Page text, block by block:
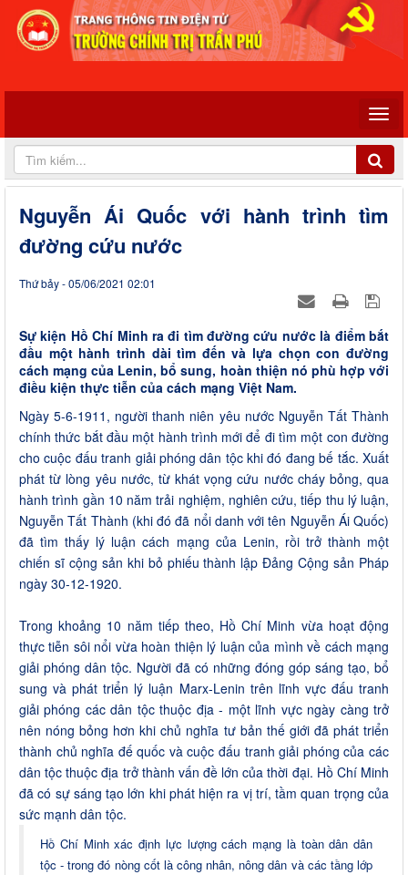
Nguyễn Ái Quốc với hành trình tìm
đường cứu nước
Thứ bảy - 05/06/2021 02:01
Sự kiện Hồ Chí Minh ra đi tìm đường cứu nước là điểm bắt
đầu một hành trình dài tìm đến và lựa chọn con đường
cách mạng của Lenin, bổ sung, hoàn thiện nó phù hợp với
điều kiện thực tiễn của cách mạng Việt Nam.
Ngày 5-6-1911, người thanh niên yêu nước Nguyễn Tất Thành
chính thức bắt đầu một hành trình mới để đi tìm một con đường
cho cuộc đấu tranh giải phóng dân tộc khi đó đang bế tắc. Xuất
phát từ lòng yêu nước, từ khát vọng cứu nước cháy bỏng, qua
hành trình gần 10 năm trải nghiệm, nghiên cứu, tiếp thu lý luận,
Nguyễn Tất Thành (khi đó đã nổi danh với tên Nguyễn Ái Quốc)
đã tìm thấy lý luận cách mạng của Lenin, rồi trở thành một
chiến sĩ cộng sản khi bỏ phiếu thành lập Đảng Cộng sản Pháp
ngày 30-12-1920.
Trong khoảng 10 năm tiếp theo, Hồ Chí Minh vừa hoạt động
thực tiễn sôi nổi vừa hoàn thiện lý luận của mình về cách mạng
giải phóng dân tộc. Người đã có những đóng góp sáng tạo, bổ
sung và phát triển lý luận Marx-Lenin trên lĩnh vực đấu tranh
giải phóng các dân tộc thuộc địa - một lĩnh vực ngày càng trở
nên nóng bỏng hơn khi chủ nghĩa tư bản thế giới đã phát triển
thành chủ nghĩa đế quốc và cuộc đấu tranh giải phóng của các
dân tộc thuộc địa trở thành vấn đề lớn của thời đại. Hồ Chí Minh
đã có sự sáng tạo lớn khi phát hiện ra vị trí, tầm quan trọng của
sức mạnh dân tộc.
Hồ Chí Minh xác định lực lượng cách mạng là toàn dân dân
tộc - trong đó nòng cốt là công nhân, nông dân và các tầng lớp